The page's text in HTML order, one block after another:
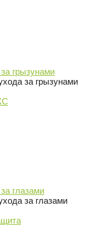
грызунами
за грызунами
глазами
за глазами